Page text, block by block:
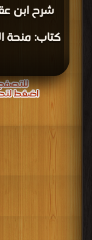
شرح ابن
كتاب: منحة